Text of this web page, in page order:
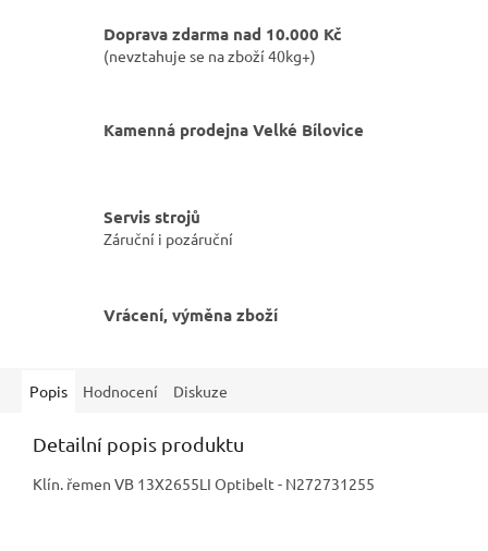
Doprava zdarma nad 10.000 Kč
(nevztahuje se na zboží 40kg+)
Kamenná prodejna Velké Bílovice
Servis strojů
Záruční i pozáruční
Vrácení, výměna zboží
Popis Hodnocení Diskuze
Detailní popis produktu
Klín. řemen VB 13X2655LI Optibelt - N272731255